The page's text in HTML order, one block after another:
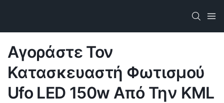
Αγοράστε Τον
Κατασκευαστή Φωτισμού
Ufo LED 150w Από Την KML